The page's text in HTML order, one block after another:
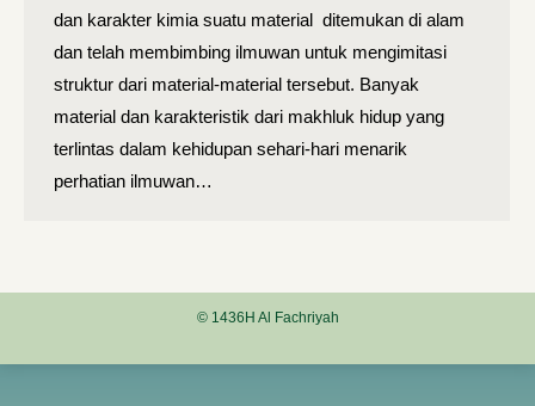
dan karakter kimia suatu material ditemukan di alam
dan telah membimbing ilmuwan untuk mengimitasi
struktur dari material-material tersebut. Banyak
material dan karakteristik dari makhluk hidup yang
terlintas dalam kehidupan sehari-hari menarik
perhatian ilmuwan…
© 1436H Al Fachriyah